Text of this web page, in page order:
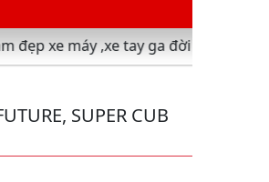
tay ga đời mới - Dán keo xe -
SUPER CUB